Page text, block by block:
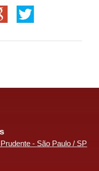
- São Paulo / SP